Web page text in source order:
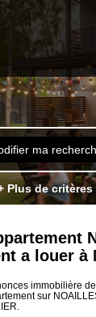
ma
Plus de critères
a louer à
immobilière
sur